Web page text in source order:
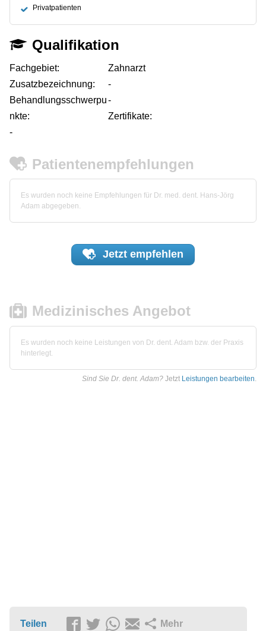
Privatpatienten
Qualifikation
Fachgebiet:
Zahnarzt
Zusatzbezeichnung:
-
Behandlungsschwerpu
nkte:
-
Zertifikate:
-
Patientenempfehlungen
Es wurden noch keine Empfehlungen für Dr. med. dent. Hans-Jörg
Adam abgegeben.
Jetzt empfehlen
Medizinisches Angebot
Es wurden noch keine Leistungen von Dr. dent. Adam bzw. der Praxis
hinterlegt.
Sind Sie Dr. dent. Adam? Jetzt Leistungen bearbeiten.
Teilen Mehr